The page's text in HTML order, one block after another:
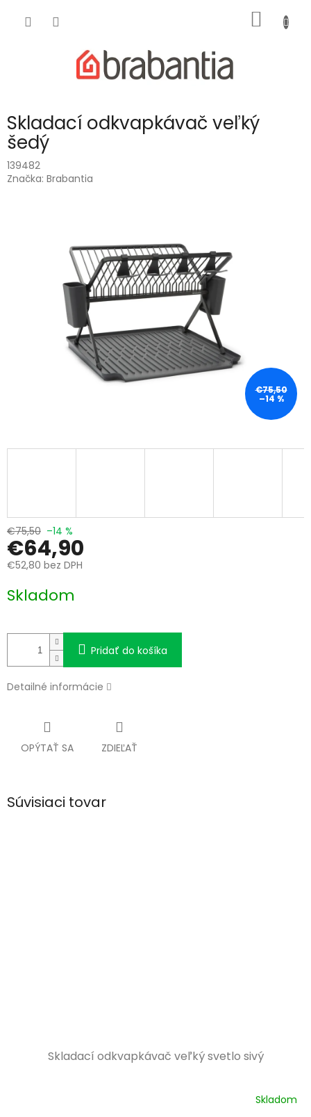
KOŠÍK
Skladací odkvapkávač veľký
šedý
139482
Značka: Brabantia
€75,50
–14 %
€75,50 –14 %
€64,90
€52,80 bez DPH
cena:
Skladom
Pridať do košíka
Detailné informácie
OPÝTAŤ SA ZDIEĽAŤ
Súvisiaci tovar
Skladací odkvapkávač veľký svetlo sivý
Skladom